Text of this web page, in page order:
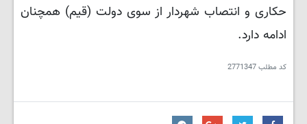
حکاری و انتصاب شهردار از سوی دولت (قیم) همچنان
ادامه دارد.
کد مطلب2771347